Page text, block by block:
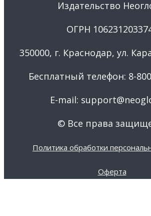
Издательство
ОГРН
350000, г. Краснодар, ул.
Бесплатный телефон: 8-
E-mail:
© Все права
Политика обработки
Оферта